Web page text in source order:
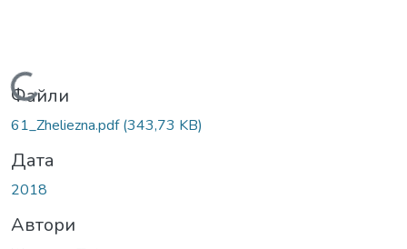
Вантажиться...
Файли
61_Zheliezna.pdf(343,73 KB)
Дата
2018
Автори